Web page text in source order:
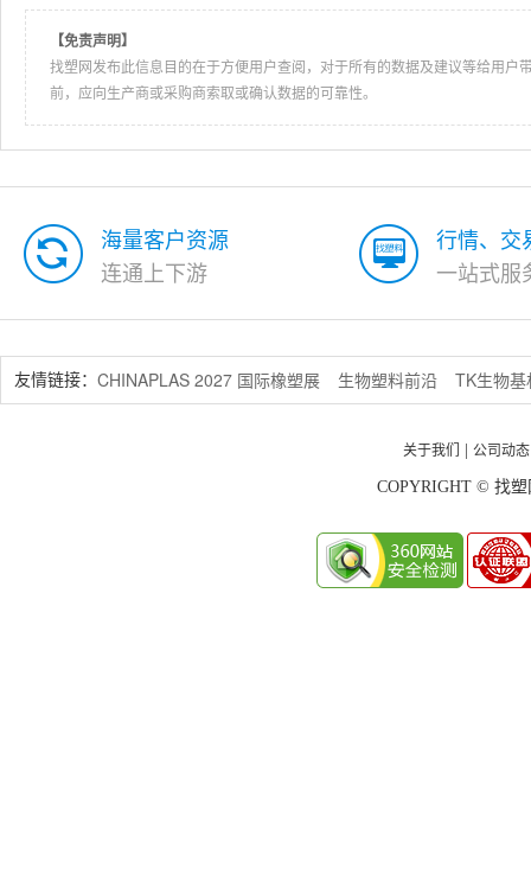
【免责声明】
找塑网发布此信息目的在于方便用户查阅，对于所有的数据及建议等给用
前，应向生产商或采购商索取或确认数据的可靠性。
海量客户资源
连通上下游
行情、交
一站式服
友情链接： CHINAPLAS 2027 国际橡塑展 生物塑料前沿 TK生物
关于我们 公司动态
COPYRIGHT © 找塑